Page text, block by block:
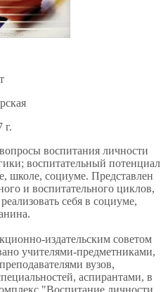
г.
воспитания личности
воспитательный потенциал
школе, социуме. Представлен
и воспитательного циклов,
себя в социуме,
издательским советом
учителями-предметниками,
вузов,
аспирантами, в
"Воспитание личности